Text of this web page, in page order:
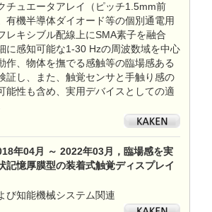
チュエータアレイ（ピッチ1.5mm前
有機半導体ダイオード等の個別通電用
レキシブル配線上にSMA素子を融合
に感知可能な1-30 Hzの周波数域を中心
作、物体を撫でる感触等の臨場感ある
証し、また、触覚センサと手触り感の
能性も含め、実用デバイスとしての適
年04月 ～ 2022年03月，臨場感を実
記憶厚膜型の装着式触覚ディスプレイ
び知能機械システム関連